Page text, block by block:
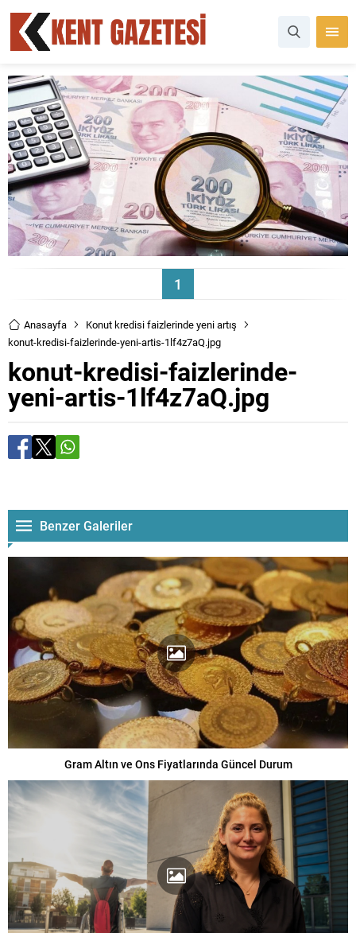
1
Anasayfa
Konut kredisi faizlerinde yeni artış
konut-kredisi-faizlerinde-yeni-artis-1lf4z7aQ.jpg
konut-kredisi-faizlerinde-
yeni-artis-1lf4z7aQ.jpg
Benzer Galeriler
Gram Altın ve Ons Fiyatlarında Güncel Durum